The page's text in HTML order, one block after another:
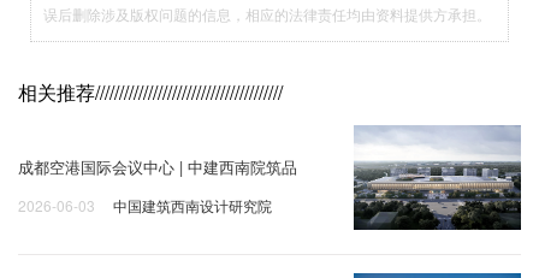
误后删除涉及版权问题的信息，相应的法律责任均由资料提供方承担。
相关推荐///////////////////////////////////////
成都空港国际会议中心 | 中建西南院筑品
2026-06-03 中国建筑西南设计研究院